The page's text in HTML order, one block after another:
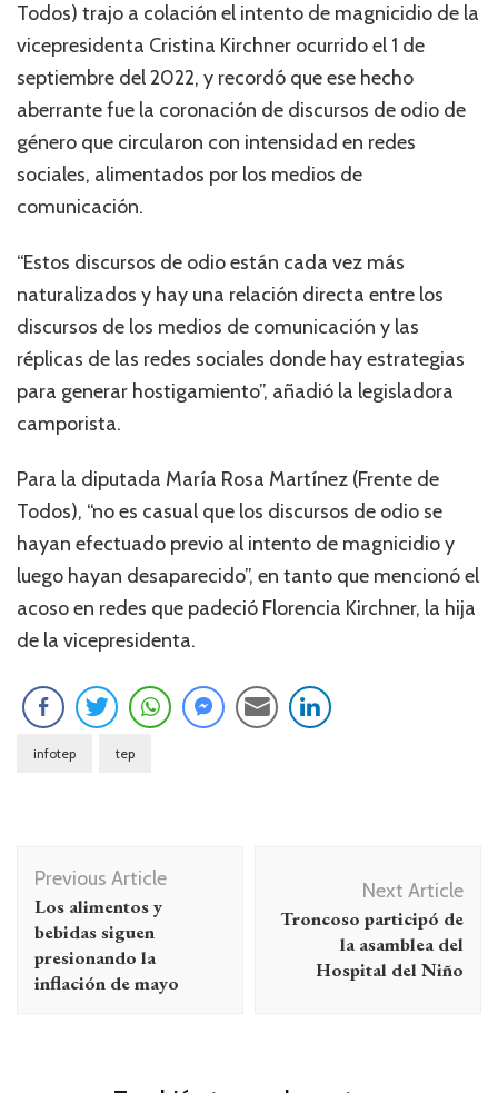
Todos) trajo a colación el intento de magnicidio de la
vicepresidenta Cristina Kirchner ocurrido el 1 de
septiembre del 2022, y recordó que ese hecho
aberrante fue la coronación de discursos de odio de
género que circularon con intensidad en redes
sociales, alimentados por los medios de
comunicación.
“Estos discursos de odio están cada vez más
naturalizados y hay una relación directa entre los
discursos de los medios de comunicación y las
réplicas de las redes sociales donde hay estrategias
para generar hostigamiento”, añadió la legisladora
camporista.
Para la diputada María Rosa Martínez (Frente de
Todos), “no es casual que los discursos de odio se
hayan efectuado previo al intento de magnicidio y
luego hayan desaparecido”, en tanto que mencionó el
acoso en redes que padeció Florencia Kirchner, la hija
de la vicepresidenta.
infotep tep
Navegación
de
entradas
Previous Article
Los alimentos y
bebidas siguen
presionando la
inflación de mayo
Next Article
Troncoso participó de
la asamblea del
Hospital del Niño